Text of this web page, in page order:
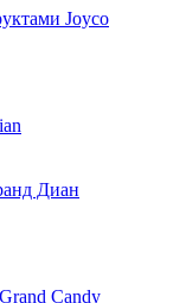
Joyco
Диан
Candy